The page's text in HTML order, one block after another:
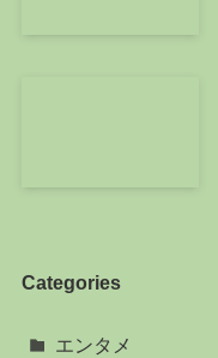
Categories
エンタメ